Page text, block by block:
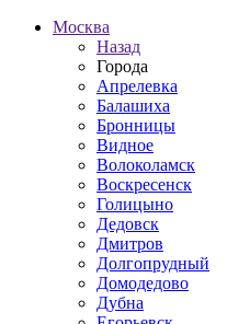
Москва
Назад
Города
Апрелевка
Балашиха
Бронницы
Видное
Волоколамск
Воскресенск
Голицыно
Дедовск
Дмитров
Долгопрудный
Домодедово
Дубна